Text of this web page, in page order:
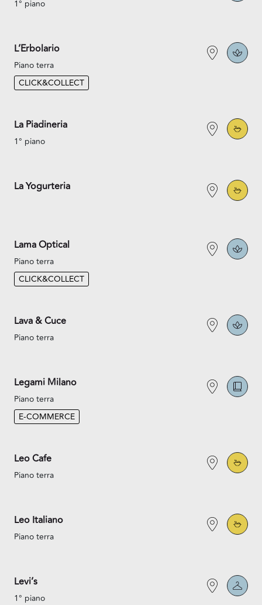
1° piano
L’Erbolario
Piano terra
CLICK&COLLECT
La Piadineria
1° piano
La Yogurteria
Lama Optical
Piano terra
CLICK&COLLECT
Lava & Cuce
Piano terra
Legami Milano
Piano terra
E-COMMERCE
Leo Cafe
Piano terra
Leo Italiano
Piano terra
Levi’s
1° piano